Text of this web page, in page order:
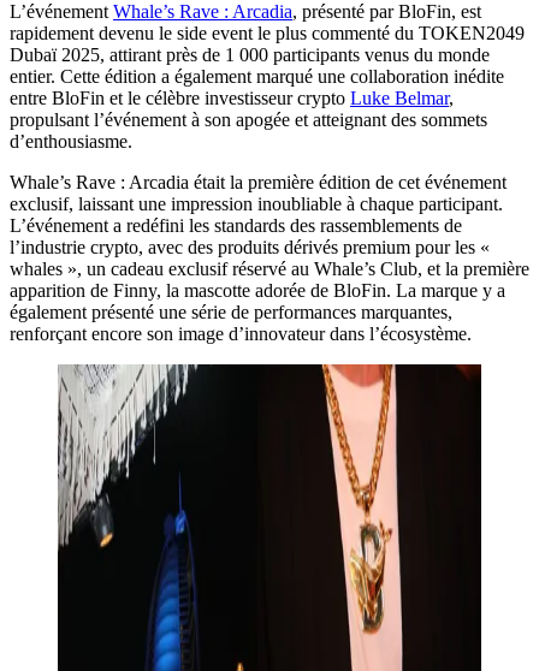
L’événement Whale’s Rave : Arcadia, présenté par BloFin, est
rapidement devenu le side event le plus commenté du TOKEN2049
Dubaï 2025, attirant près de 1 000 participants venus du monde
entier. Cette édition a également marqué une collaboration inédite
entre BloFin et le célèbre investisseur crypto Luke Belmar,
propulsant l’événement à son apogée et atteignant des sommets
d’enthousiasme.
Whale’s Rave : Arcadia était la première édition de cet événement
exclusif, laissant une impression inoubliable à chaque participant.
L’événement a redéfini les standards des rassemblements de
l’industrie crypto, avec des produits dérivés premium pour les «
whales », un cadeau exclusif réservé au Whale’s Club, et la première
apparition de Finny, la mascotte adorée de BloFin. La marque y a
également présenté une série de performances marquantes,
renforçant encore son image d’innovateur dans l’écosystème.